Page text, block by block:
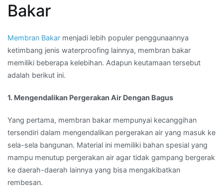
Bakar
Membran Bakar menjadi lebih populer penggunaannya
ketimbang jenis waterproofing lainnya, membran bakar
memiliki beberapa kelebihan. Adapun keutamaan tersebut
adalah berikut ini.
1. Mengendalikan Pergerakan Air Dengan Bagus
Yang pertama, membran bakar mempunyai kecanggihan
tersendiri dalam mengendalikan pergerakan air yang masuk ke
sela-sela bangunan. Material ini memiliki bahan spesial yang
mampu menutup pergerakan air agar tidak gampang bergerak
ke daerah-daerah lainnya yang bisa mengakibatkan
rembesan.